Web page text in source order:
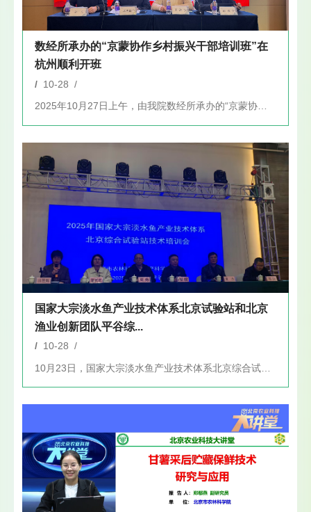
数经所承办的“京蒙协作乡村振兴干部培训班”在
杭州顺利开班
/ 10-28 /
国家大宗淡水鱼产业技术体系北京试验站和北京
渔业创新团队平谷综...
/ 10-28 /